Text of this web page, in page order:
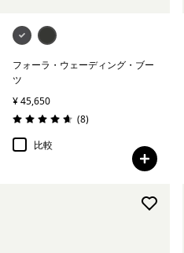
フォーラ・ウェーディング・ブー
ツ
¥ 45,650
評価: 4.6 / 5
(8レビュー
)
比較